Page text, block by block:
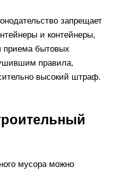
запрещает
и контейнеры,
приема бытовых
правила,
высокий штраф.
мусора можно